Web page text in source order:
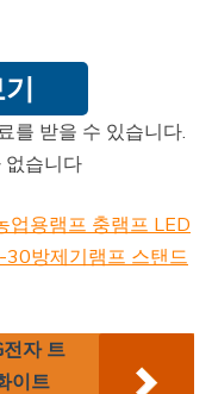
를 받을 수 있습니다.
없습니다
업용램프 충램프 LED
방제기램프 스탠드
자 트
이트